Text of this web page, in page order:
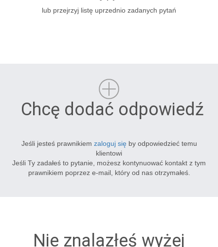
lub przejrzyj listę uprzednio zadanych pytań
Chcę dodać odpowiedź
Jeśli jesteś prawnikiem zaloguj się by odpowiedzieć temu
klientowi
Jeśli Ty zadałeś to pytanie, możesz kontynuować kontakt z tym
prawnikiem poprzez e-mail, który od nas otrzymałeś.
Nie znalazłeś wyżej